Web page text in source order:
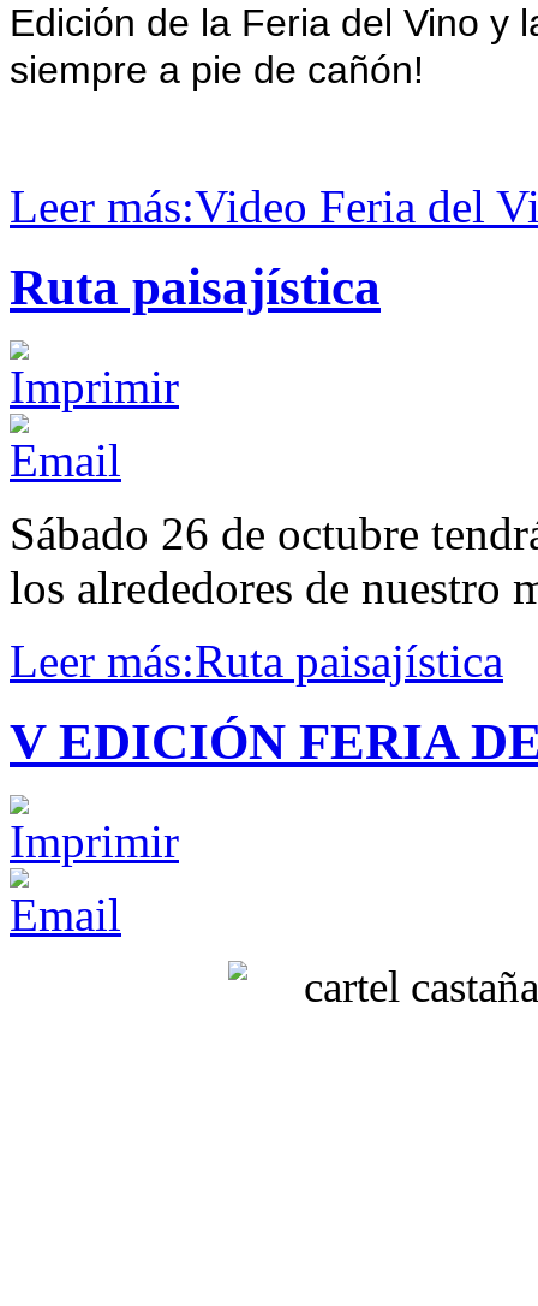
Edición de la Feria del Vino y
siempre a pie de cañón!
Leer más:Video Feria del
Ruta paisajística
Sábado 26 de octubre
los alrededores de nuestro
Leer más:Ruta paisajística
V EDICIÓN FERIA